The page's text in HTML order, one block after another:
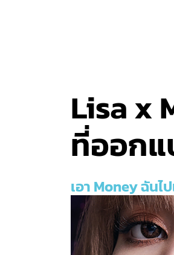
Lisa x
ที่ออกแ
เอา Money ฉันไ